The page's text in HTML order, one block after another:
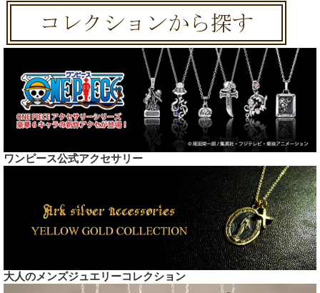
ワンピース公式アクセサリー
大人のメンズジュエリーコレクション